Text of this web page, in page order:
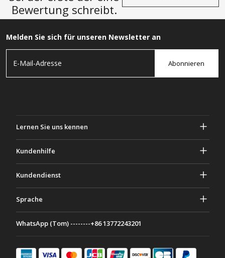
Bewertung schreibt.
Melden Sie sich für unseren Newsletter an
Abonnieren
Lernen Sie uns kennen
Geschäftsbedingungen
Kundenhilfe
Kontaktiere uns
Kundendienst
Zahlungsmethoden
Sprache
Français
WhatsApp (Tom) --------+86 13772243201